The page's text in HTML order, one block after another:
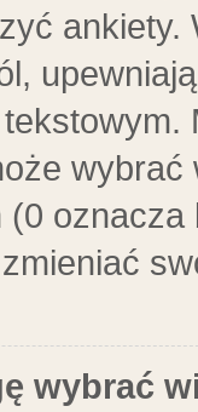
ankiety.
wybrać